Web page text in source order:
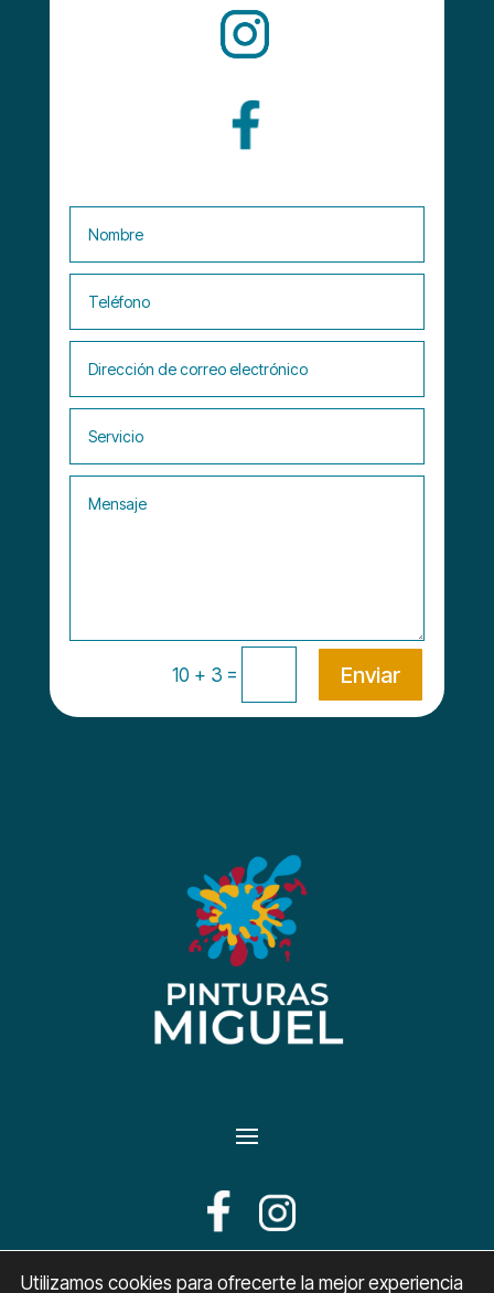
10 + 3 = Enviar
+34 639 65 70 77
Utilizamos cookies para ofrecerte la mejor experiencia